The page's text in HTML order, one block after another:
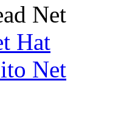
Net
Hat
Net